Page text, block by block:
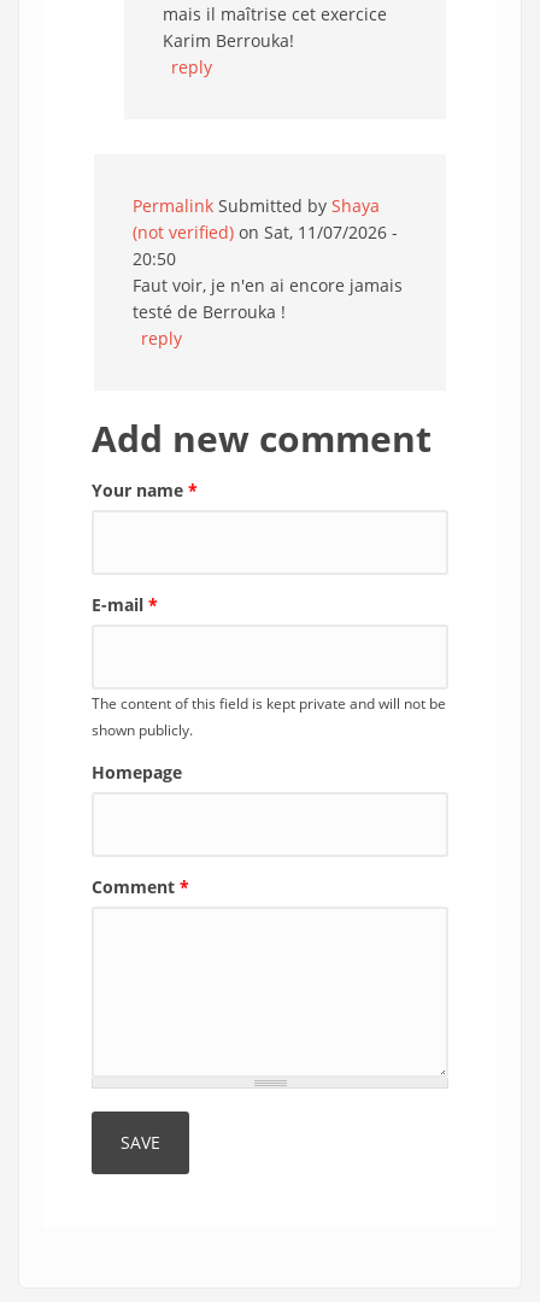
mais il maîtrise cet exercice
Karim Berrouka!
reply
Permalink Submitted by Shaya
(not verified) on Sat, 11/07/2026 -
20:50
Faut voir, je n'en ai encore jamais
testé de Berrouka !
reply
Add new comment
Your name *
E-mail *
The content of this field is kept private and will not be
shown publicly.
Homepage
Comment *